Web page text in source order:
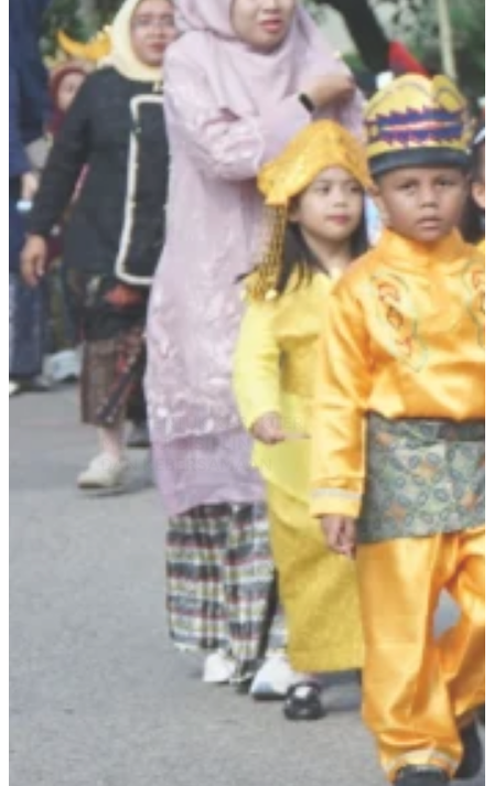
MEMBENTUK KARAKTER
DISIPLIN
KEBERSAMAAN
TENTANG YPPSB